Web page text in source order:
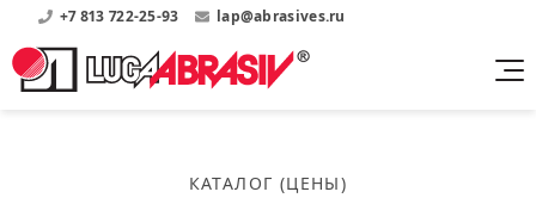
+7 813 722-25-93 lap@abrasives.ru
бакелитовой связке
КАТАЛОГ (ЦЕНЫ)